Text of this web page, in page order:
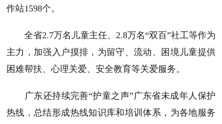
作站1598个。
全省2.7万名儿童主任、2.8万名“双百”社工等作为
主力，加强入户摸排，为留守、流动、困境儿童提供
困难帮扶、心理关爱、安全教育等关爱服务。
广东还持续完善“护童之声”广东省未成年人保护
热线，总结形成热线知识库和培训体系，为各地服务